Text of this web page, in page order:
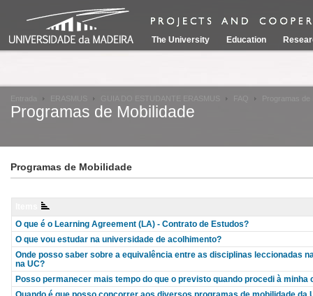
The University Education
Entrada ERASMUS GUIA DO ESTUDANTE ERASMUS FAQ Programas de
Programas de Mobilidade
Programas de Mobilidade
O que é o Learning Agreement (LA) - Contrato de Estudos?
O que vou estudar na universidade de acolhimento?
Onde posso saber sobre a equivalência entre as disciplinas leccionadas
na UC?
Posso permanecer mais tempo do que o previsto quando procedi à